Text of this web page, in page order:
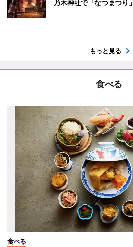
乃木神社で「なつまつ
もっと見る
食べる
食べる